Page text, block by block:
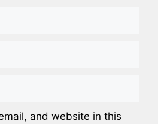
and website in this